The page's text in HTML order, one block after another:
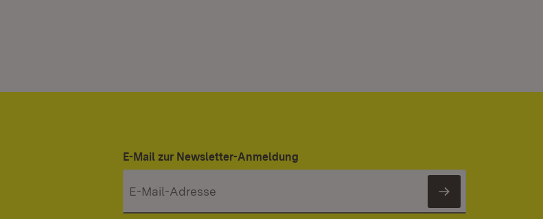
E-Mail zur Newsletter-Anmeldung
Newsletter